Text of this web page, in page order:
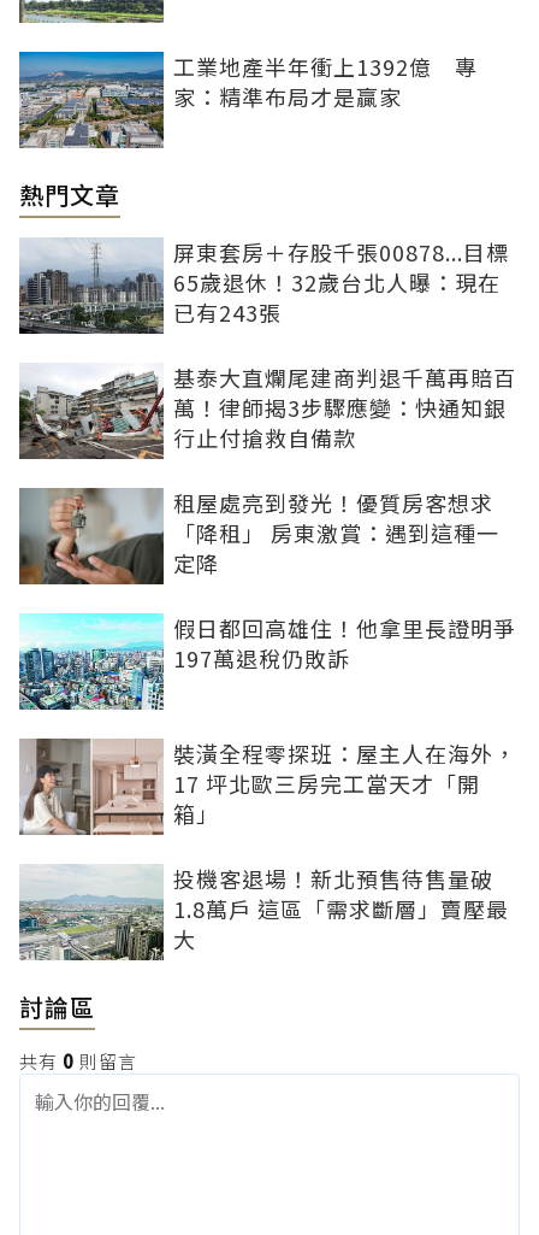
工業地產半年衝上1392億 專
家：精準布局才是贏家
熱門文章
屏東套房＋存股千張00878...目標
65歲退休！32歲台北人曝：現在
已有243張
基泰大直爛尾建商判退千萬再賠百
萬！律師揭3步驟應變：快通知銀
行止付搶救自備款
租屋處亮到發光！優質房客想求
「降租」 房東激賞：遇到這種一
定降
假日都回高雄住！他拿里長證明爭
197萬退稅仍敗訴
裝潢全程零探班：屋主人在海外，
17 坪北歐三房完工當天才「開
箱」
投機客退場！新北預售待售量破
1.8萬戶 這區「需求斷層」賣壓最
大
討論區
共有 0 則留言